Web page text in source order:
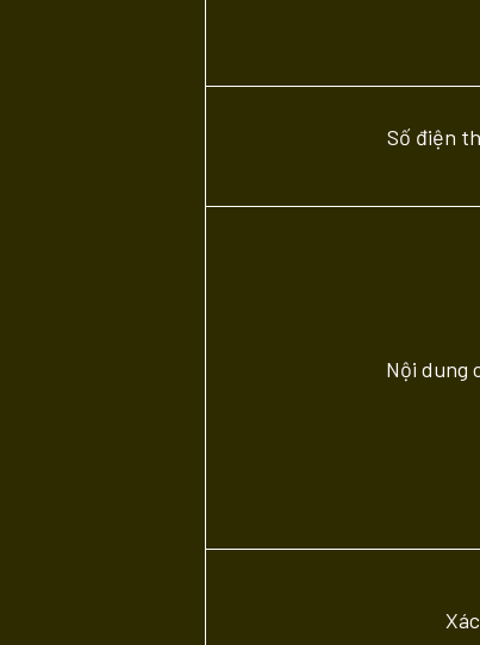
Số điện
Nội dung